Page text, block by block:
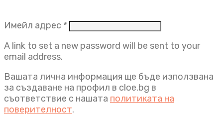
Имейл адрес * Задължително
A link to set a new password will be sent to your
email address.
Вашата лична информация ще бъде използвана
за създаване на профил в cloe.bg в
съответствие с нашата политиката на
поверителност.